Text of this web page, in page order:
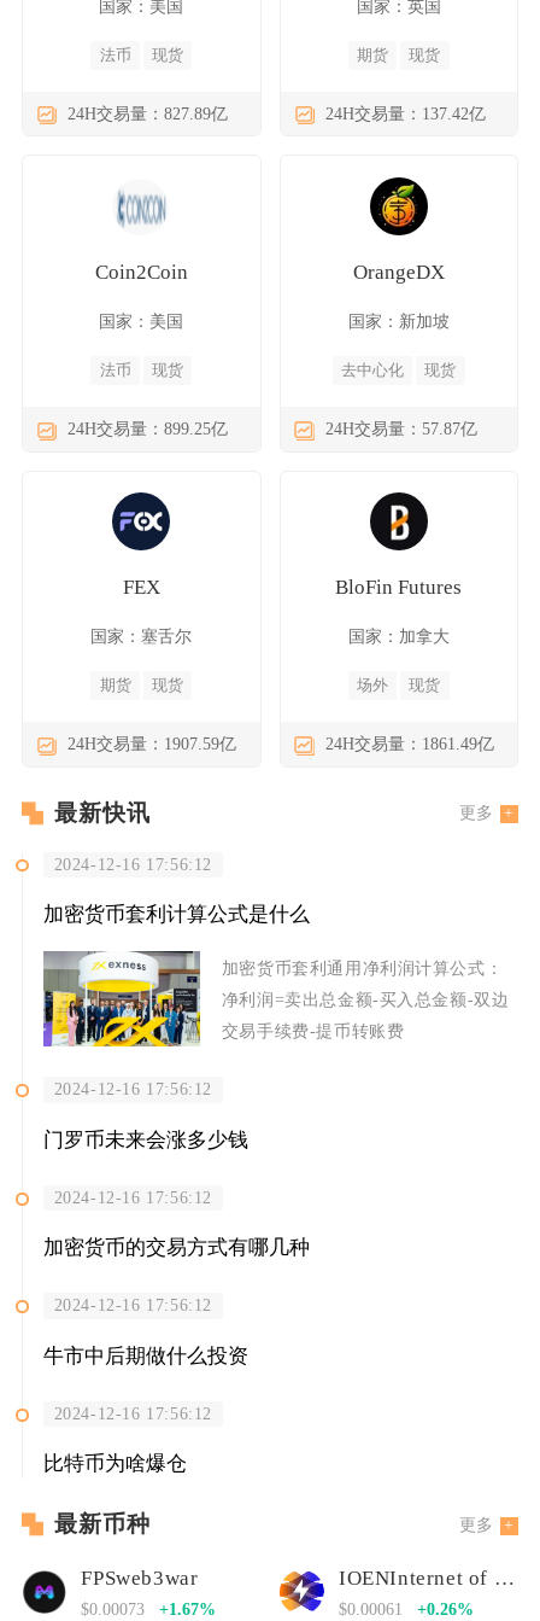
国家：美国
法币 现货
24H交易量：827.89亿
国家：英国
期货 现货
24H交易量：137.42亿
Coin2Coin
国家：美国
法币 现货
24H交易量：899.25亿
OrangeDX
国家：新加坡
去中心化 现货
24H交易量：57.87亿
FEX
国家：塞舌尔
期货 现货
24H交易量：1907.59亿
BloFin Futures
国家：加拿大
场外 现货
24H交易量：1861.49亿
最新快讯 更多
2024-12-16 17:56:12
加密货币套利计算公式是什么
加密货币套利通用净利润计算公式：
净利润=卖出总金额-买入总金额-双边
交易手续费-提币转账费
2024-12-16 17:56:12
门罗币未来会涨多少钱
2024-12-16 17:56:12
加密货币的交易方式有哪几种
2024-12-16 17:56:12
牛市中后期做什么投资
2024-12-16 17:56:12
比特币为啥爆仓
最新币种 更多
FPSweb3war
$0.00073 +1.67%
IOENInternet of Energy Network
$0.00061 +0.26%